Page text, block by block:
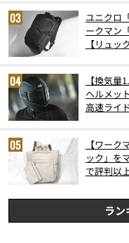
ユニクロ
ークマン
【リュ
【換気
ヘルメッ
高速ライ
【ワーク
ック」を
で評判以
ラ